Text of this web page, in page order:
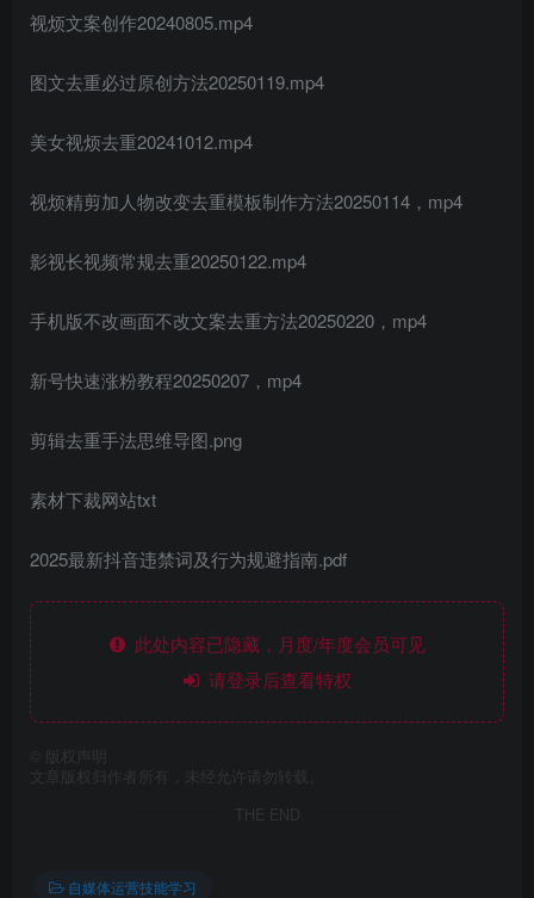
视烦文案创作20240805.mp4
图文去重必过原创方法20250119.mp4
美女视烦去重20241012.mp4
视烦精剪加人物改变去重模板制作方法20250114，mp4
影视长视频常规去重20250122.mp4
手机版不改画面不改文案去重方法20250220，mp4
新号快速涨粉教程20250207，mp4
剪辑去重手法思维导图.png
素材下裁网站txt
2025最新抖音违禁词及行为规避指南.pdf
此处内容已隐藏，月度/年度会员可见
请登录后查看特权
版权声明
文章版权归作者所有，未经允许请勿转载。
THE END
自媒体运营技能学习